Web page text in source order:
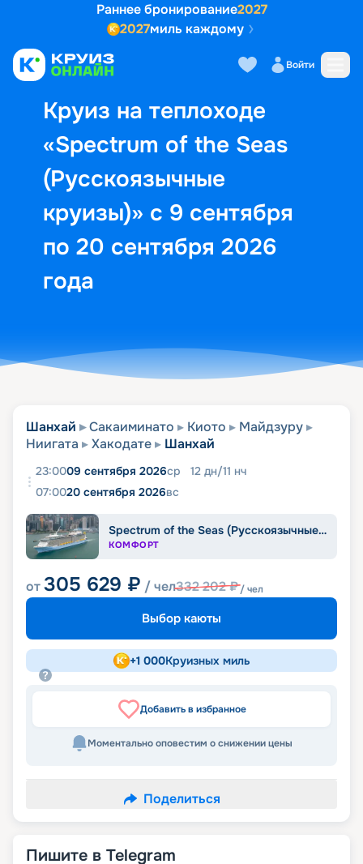
Раннее бронирование2027
2027миль каждому
Войти
Круиз на теплоходе
«Spectrum of the Seas
(Русскоязычные
круизы)» с 9 сентября
по 20 сентября 2026
года
Выбор кают Маршрут и
Шанхай Сакаиминато Киото
Майдзуру
Ниигата
Хакодате Шанхай
23:0009 сентября 2026ср 12 дн/11 нч
07:0020 сентября 2026вс
Spectrum of the Seas (Русскоязычные круизы)
КОМФОРТ
от305 629 ₽ / чел332 202₽/ чел
Выбор каюты
+1 000Круизных миль
Добавить в избранное
Моментально оповестим о снижении цены
Поделиться
Пишите в Telegram